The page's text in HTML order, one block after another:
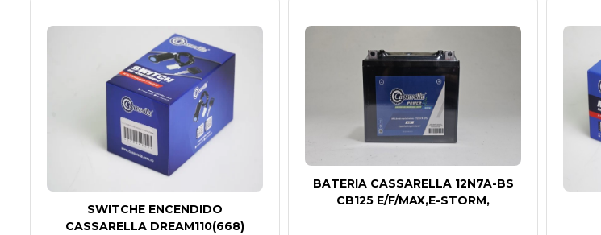
SWITCHE ENCENDIDO
CASSARELLA DREAM110(668)
BATERIA CASSARELLA 12N7A-BS
CB125 E/F/MAX,E-STORM,